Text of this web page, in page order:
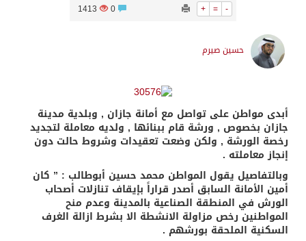
+ = -
1413
حسين صيرم
أبدى مواطن على تواصل مع أمانة جازان , وبلدية مدينة
جازان بخصوص , ورشة قام ببنائها , ولديه معاملة لتجديد
رخصة الورشة , ولكن وضعت تعقيدات وشروط حالت دون
إنجاز معاملته .
وبالتفاصيل يقول المواطن محمد حسين أبوطالب : ” كان
أمين الأمانة السابق أصدر قراراً بإيقاف تنازلات أصحاب
الورش في المنطقة الصناعية بالمدينة وعدم منح
المواطنين رخص مزاولة الانشطة الا بشرط ازالة الغرف
السكنية الملحقة بورشهم .